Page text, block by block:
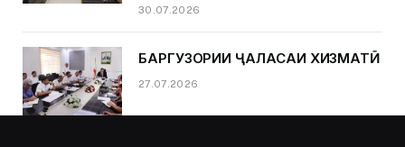
30.07.2026
БАРГУЗОРИИ ҶАЛАСАИ ХИЗМАТӢ
27.07.2026